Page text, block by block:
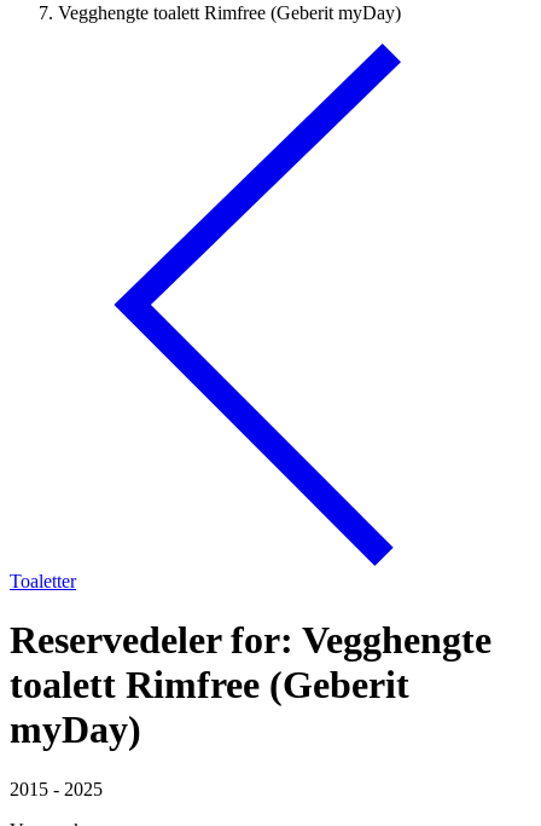
Vegghengte toalett Rimfree (Geberit myDay)
Toaletter
Reservedeler for: Vegghengte
toalett Rimfree (Geberit
myDay)
2015 - 2025